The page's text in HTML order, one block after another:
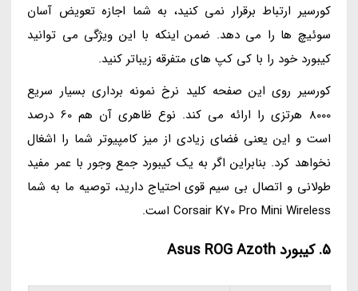
کورسیر ارتباط برقرار نمی کنید، به شما اجازه تعویض آسان
سوئیچ ها را می دهد. ضمن اینکه با این ویژگی می توانید
کیبورد خود را با کی کپ های متفرقه زیباتر کنید.
کورسیر روی این صفحه کلید نرخ نمونه برداری بسیار سریع
8000 هرتزی را ارائه می کند. نوع ظاهری آن هم 60 درصد
است و این یعنی فضای زیادی از میز کامپیوتر شما را اشغال
نخواهد کرد. بنابراین اگر به یک کیبورد جمع وجور با عمر مفید
طولانی و اتصال بی سیم قوی احتیاج دارید، توصیه ما به شما
Corsair K70 Pro Mini Wireless است.
5. کیبورد Asus ROG Azoth